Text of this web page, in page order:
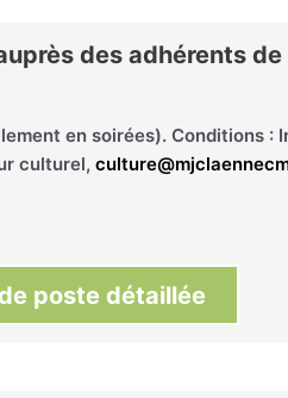
des adhérents
en soirées). Conditions :
culturel,
poste détaillée